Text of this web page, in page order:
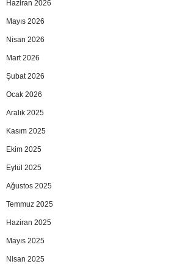
Haziran 2026
Mayıs 2026
Nisan 2026
Mart 2026
Şubat 2026
Ocak 2026
Aralık 2025
Kasım 2025
Ekim 2025
Eylül 2025
Ağustos 2025
Temmuz 2025
Haziran 2025
Mayıs 2025
Nisan 2025